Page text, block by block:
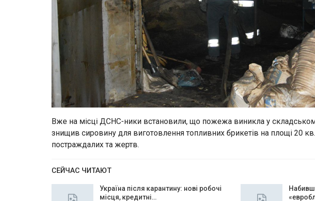
Вже на місці ДСНС-ники встановили, що пожежа виникла у
знищив сировину для виготовлення топливних брикетів на площі 20
постраждалих та жертв.
СЕЙЧАС ЧИТАЮТ
Україна після карантину: нові робочі
місця, кредитні…